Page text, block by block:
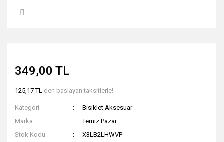
349,00 TL
125,17 TL den başlayan taksitlerle!
Kategori
Bisiklet Aksesuar
Marka
Temiz Pazar
Stok Kodu
X3LB2LHWVP